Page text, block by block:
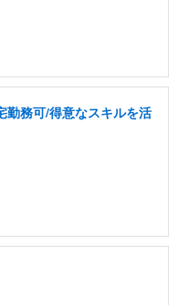
勤務可/得意なスキルを活